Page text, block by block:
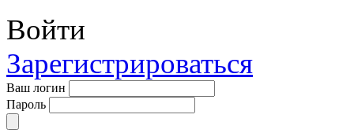
Войти
Зарегистрироваться
Ваш логин
Пароль